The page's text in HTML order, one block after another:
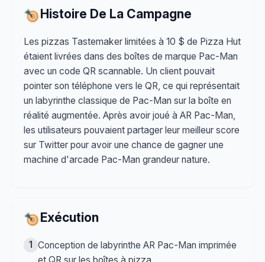
Histoire De La Campagne
Les pizzas Tastemaker limitées à 10 $ de Pizza Hut
étaient livrées dans des boîtes de marque Pac-Man
avec un code QR scannable. Un client pouvait
pointer son téléphone vers le QR, ce qui représentait
un labyrinthe classique de Pac-Man sur la boîte en
réalité augmentée. Après avoir joué à AR Pac-Man,
les utilisateurs pouvaient partager leur meilleur score
sur Twitter pour avoir une chance de gagner une
machine d'arcade Pac-Man grandeur nature.
Exécution
1
Conception de labyrinthe AR Pac-Man imprimée